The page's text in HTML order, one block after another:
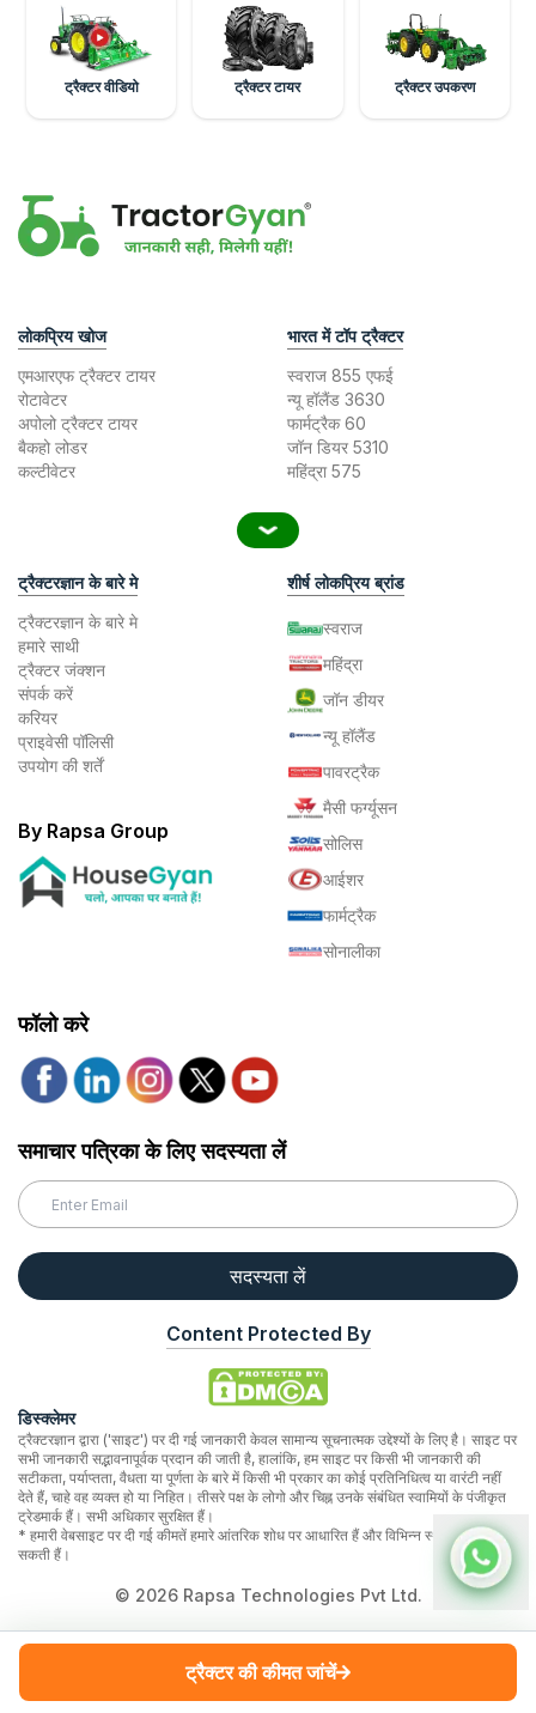
ट्रैक्टर वीडियो ट्रैक्टर टायर ट्रैक्टर उपकरण
ट्रैक्टर की कीमत जांचें
लोकप्रिय खोज
एमआरएफ ट्रैक्टर टायर
रोटावेटर
अपोलो ट्रैक्टर टायर
बैकहो लोडर
कल्टीवेटर
भारत में टॉप ट्रैक्टर
स्वराज 855 एफई
न्यू हॉलैंड 3630
फार्मट्रैक 60
जॉन डियर 5310
महिंद्रा 575
ट्रैक्टरज्ञान के बारे मे
ट्रैक्टरज्ञान के बारे मे
हमारे साथी
ट्रैक्टर जंक्शन
संपर्क करें
करियर
प्राइवेसी पॉलिसी
उपयोग की शर्तें
By Rapsa Group
शीर्ष लोकप्रिय ब्रांड
स्वराज
महिंद्रा
जॉन डीयर
न्यू हॉलैंड
पावरट्रैक
मैसी फर्ग्यूसन
सोलिस
आईशर
फार्मट्रैक
सोनालीका
फॉलो करे
समाचार पत्रिका के लिए सदस्यता लें
सदस्यता लें
Content Protected By
डिस्क्लेमर
ट्रैक्टरज्ञान द्वारा ('साइट') पर दी गई जानकारी केवल सामान्य सूचनात्मक उद्देश्यों के लिए है। साइट पर
सभी जानकारी सद्भावनापूर्वक प्रदान की जाती है, हालांकि, हम साइट पर किसी भी जानकारी की
सटीकता, पर्याप्तता, वैधता या पूर्णता के बारे में किसी भी प्रकार का कोई प्रतिनिधित्व या वारंटी नहीं
देते हैं, चाहे वह व्यक्त हो या निहित। तीसरे पक्ष के लोगो और चिह्न उनके संबंधित स्वामियों के पंजीकृत
ट्रेडमार्क हैं। सभी अधिकार सुरक्षित हैं।
* हमारी वेबसाइट पर दी गई कीमतें हमारे आंतरिक शोध पर आधारित हैं और विभिन्न स्थानों पर भिन्न हो
सकती हैं।
© 2026Rapsa Technologies Pvt Ltd.